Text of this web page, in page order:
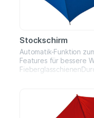
Stockschirm
Automatik-Funktion
Features für bessere